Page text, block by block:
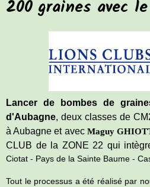
200 graines avec
Lancer de bombes de
d'Aubagne, deux classes de
à Aubagne et avec Maguy
CLUB de la ZONE 22 qui
Ciotat - Pays de la Sainte Baume -
Tout le processus a été réalisé par